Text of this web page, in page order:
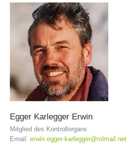
DEVENIR MEMBRE
Egger Karlegger Erwin
Mitglied des Kontrollorgans
Email: erwin.egger-karlegger@rolmail.net